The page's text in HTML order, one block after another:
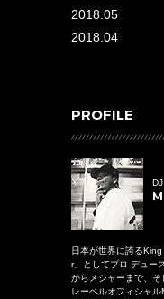
2018.05
2018.04
PROFILE
DJ
日本が世界に誇る
r」としてプロ デュー
からメジャーまで、
レーベルオフィシャ